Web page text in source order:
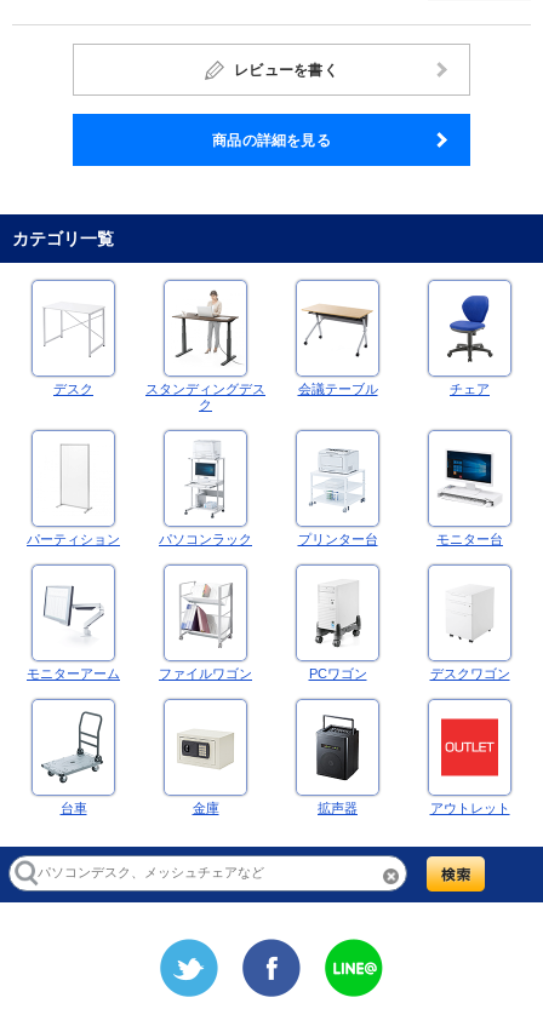
レビューを書く
商品の詳細を見る
カテゴリ一覧
デスク
スタンディングデス
ク
会議テーブル チェア
パーティション パソコンラック プリンター台 モニター台
モニターアーム ファイルワゴン PCワゴン デスクワゴン
台車 金庫 拡声器 アウトレット